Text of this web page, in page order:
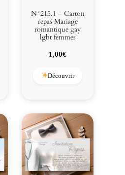
N°215.1 – Carton
repas Mariage
romantique gay
lgbt femmes
1,00€
Découvrir